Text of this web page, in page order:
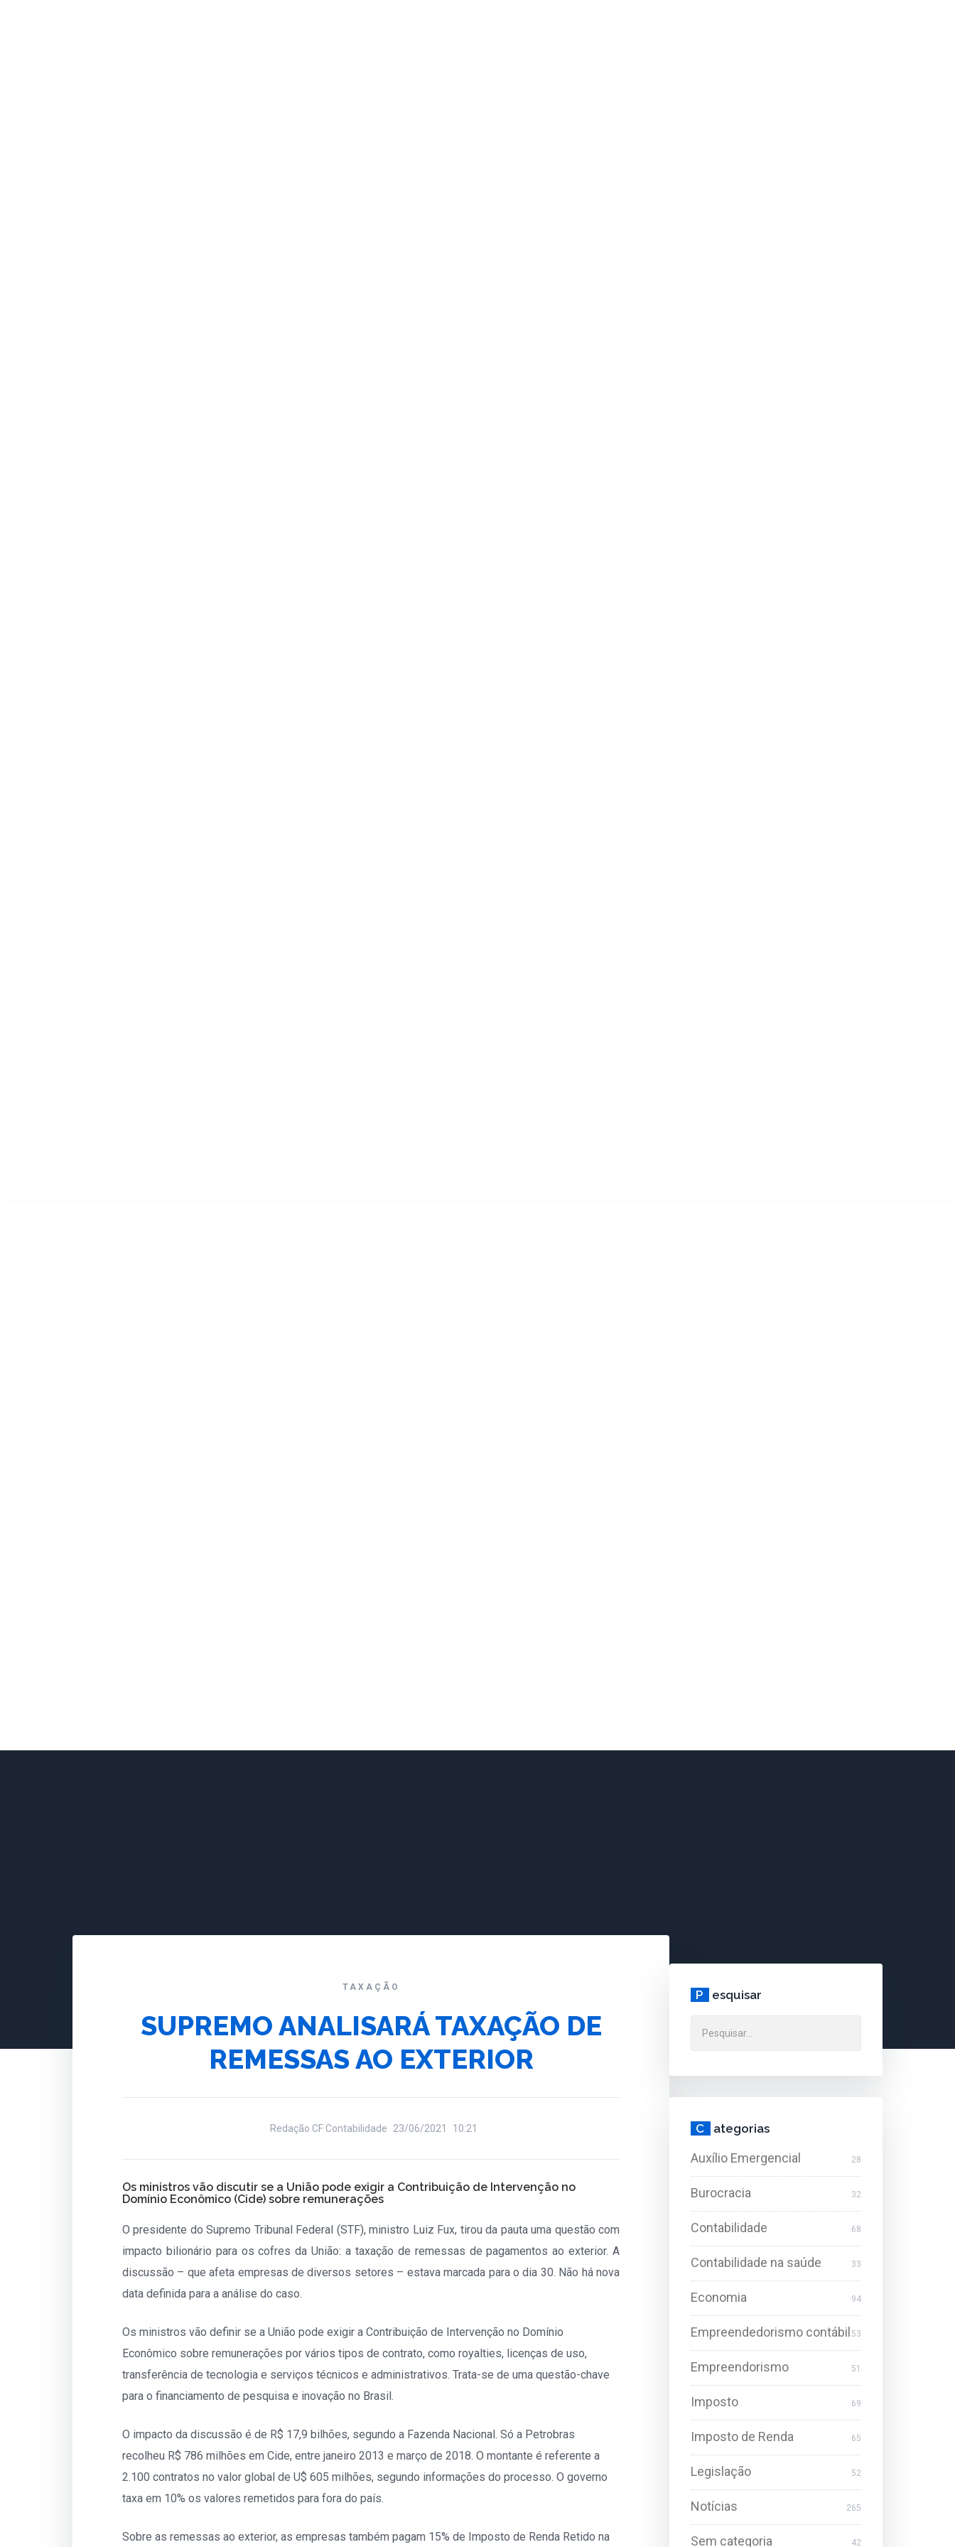
TAXAÇÃO
SUPREMO ANALISARÁ TAXAÇÃO DE
REMESSAS AO EXTERIOR
Redação CF Contabilidade 23/06/2021 10:21
Os ministros vão discutir se a União pode exigir a Contribuição de Intervenção no
Domínio Econômico (Cide) sobre remunerações
O presidente do Supremo Tribunal Federal (STF), ministro Luiz Fux, tirou da pauta uma questão com
impacto bilionário para os cofres da União: a taxação de remessas de pagamentos ao exterior. A
discussão – que afeta empresas de diversos setores – estava marcada para o dia 30. Não há nova
data definida para a análise do caso.
Os ministros vão definir se a União pode exigir a Contribuição de Intervenção no Domínio
Econômico sobre remunerações por vários tipos de contrato, como royalties, licenças de uso,
transferência de tecnologia e serviços técnicos e administrativos. Trata-se de uma questão-chave
para o financiamento de pesquisa e inovação no Brasil.
O impacto da discussão é de R$ 17,9 bilhões, segundo a Fazenda Nacional. Só a Petrobras
recolheu R$ 786 milhões em Cide, entre janeiro 2013 e março de 2018. O montante é referente a
2.100 contratos no valor global de U$ 605 milhões, segundo informações do processo. O governo
taxa em 10% os valores remetidos para fora do país.
Sobre as remessas ao exterior, as empresas também pagam 15% de Imposto de Renda Retido na
P esquisar
C ategorias
Auxílio Emergencial 28
Burocracia 32
Contabilidade 68
Contabilidade na saúde 33
Economia 94
Empreendedorismo contábil 53
Empreendorismo 51
Imposto 69
Imposto de Renda 65
Legislação 52
Notícias 265
Sem categoria 42